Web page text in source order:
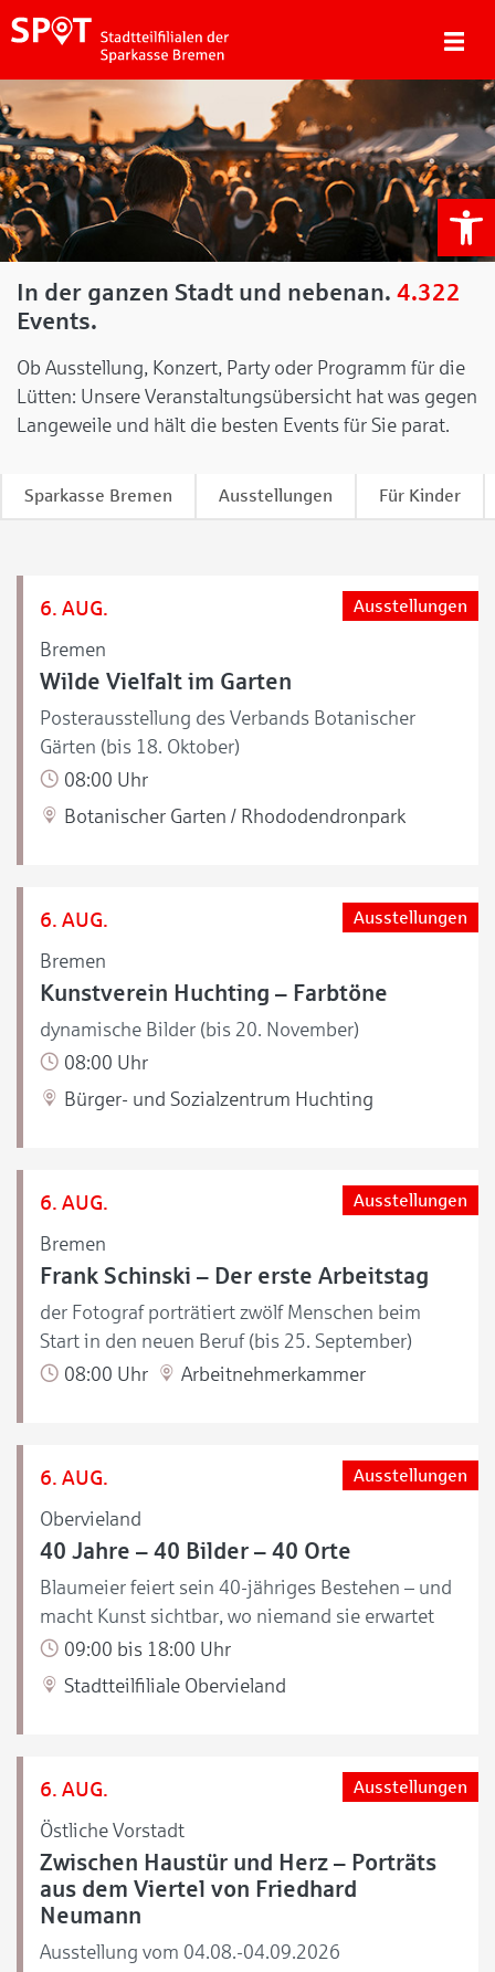
In der ganzen Stadt und nebenan. 4.322
Events.
Ob Ausstellung, Konzert, Party oder Programm für die
Lütten: Unsere Veranstaltungsübersicht hat was gegen
Langeweile und hält die besten Events für Sie parat.
Sparkasse Bremen Ausstellungen Für Kinder
6. AUG.
Bremen
Ausstellungen
Wilde Vielfalt im Garten
Posterausstellung des Verbands Botanischer
Gärten (bis 18. Oktober)
08:00 Uhr
Botanischer Garten / Rhododendronpark
6. AUG.
Bremen
Ausstellungen
Kunstverein Huchting – Farbtöne
dynamische Bilder (bis 20. November)
08:00 Uhr
Bürger- und Sozialzentrum Huchting
6. AUG.
Bremen
Ausstellungen
Frank Schinski – Der erste Arbeitstag
der Fotograf porträtiert zwölf Menschen beim
Start in den neuen Beruf (bis 25. September)
08:00 Uhr
Arbeitnehmerkammer
6. AUG.
Obervieland
Ausstellungen
40 Jahre – 40 Bilder – 40 Orte
Blaumeier feiert sein 40-jähriges Bestehen – und
macht Kunst sichtbar, wo niemand sie erwartet
09:00 bis 18:00 Uhr
Stadtteilfiliale Obervieland
6. AUG.
Östliche Vorstadt
Ausstellungen
Zwischen Haustür und Herz – Porträts
aus dem Viertel von Friedhard
Neumann
Ausstellung vom 04.08.-04.09.2026